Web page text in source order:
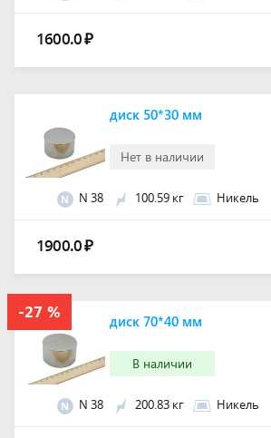
1600.0₽
Нет в наличии
диск 50*30 мм
N N 38 100.59 кг Никель
1900.0₽
В наличии
диск 70*40 мм
N N 38 200.83 кг Никель